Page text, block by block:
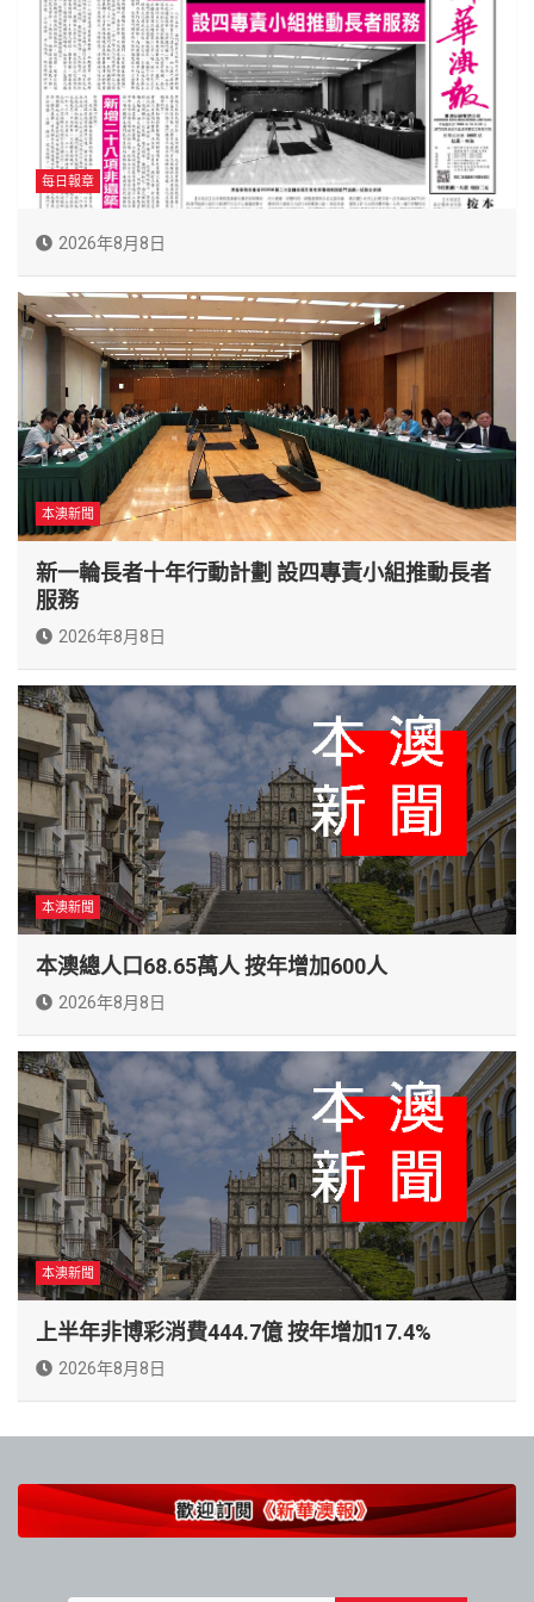
每日報章
2026年8月8日
本澳新聞
新一輪長者十年行動計劃 設四專責小組推動長者
服務
2026年8月8日
本澳新聞
本澳總人口68.65萬人 按年增加600人
2026年8月8日
本澳新聞
上半年非博彩消費444.7億 按年增加17.4%
2026年8月8日